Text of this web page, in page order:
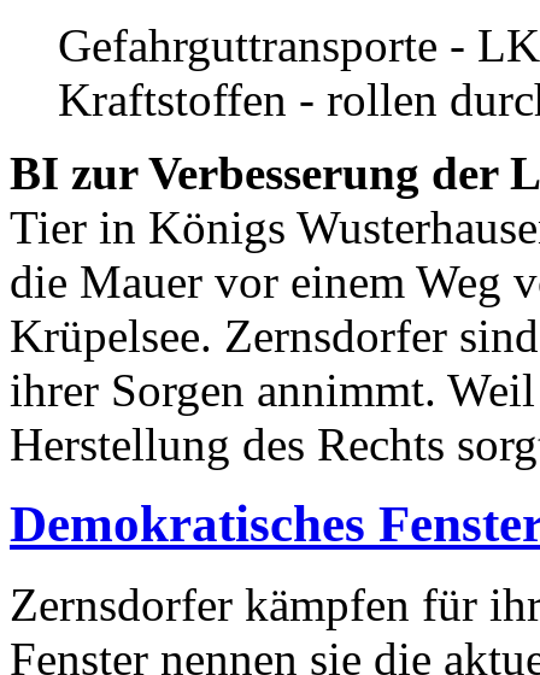
Gefahrguttransporte -
Kraftstoffen - rollen
BI zur Verbesserung der
Tier in Königs
die Mauer vor einem Weg
Krüpelsee. Zernsdorfer
ihrer Sorgen annimmt.
Herstellung des Rechts
Demokratisches
Zernsdorfer kämpfen für
Fenster nennen sie die